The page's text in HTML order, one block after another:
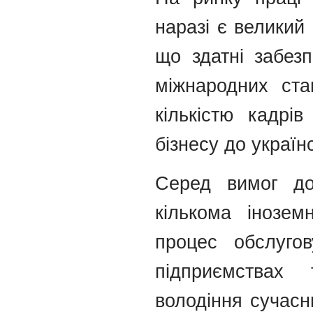
наразі є великий
що здатні
міжнародних
кількістю
бізнесу до
Серед вимог
кількома
процес
підприємствах
володіння